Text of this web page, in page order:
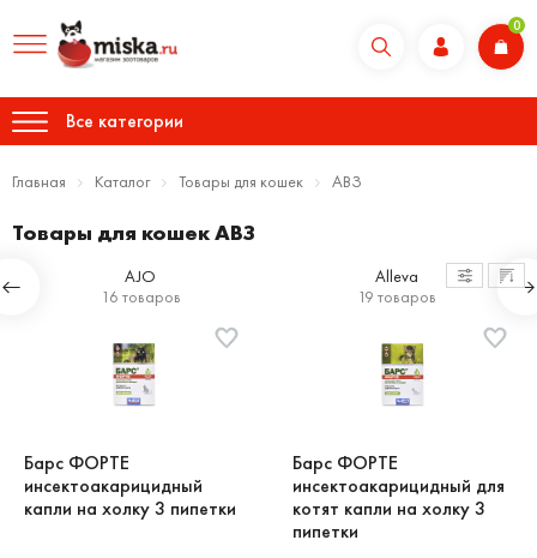
0
Все категории
Главная Каталог Товары для кошек АВЗ
Товары для кошек АВЗ
AJO
16 товаров
Alleva
19 товаров
Барс ФОРТЕ
инсектоакарицидный
капли на холку 3 пипетки
Барс ФОРТЕ
инсектоакарицидный для
котят капли на холку 3
пипетки